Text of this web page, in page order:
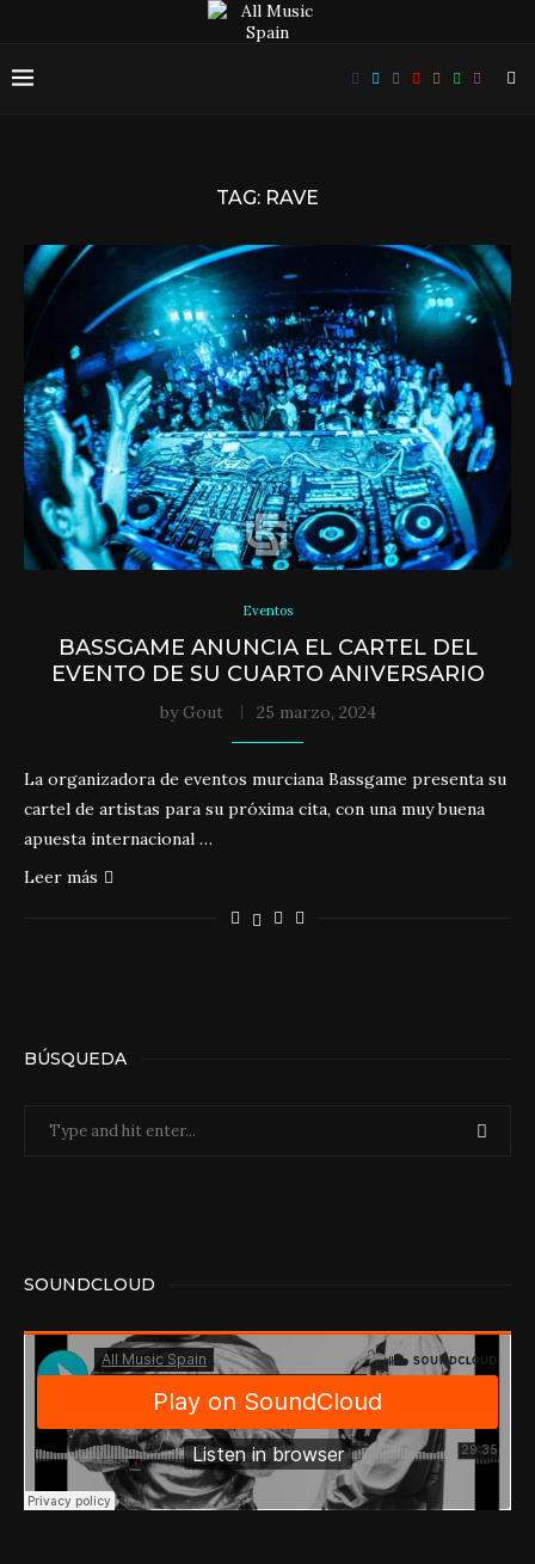
TAG: RAVE
Eventos
BASSGAME ANUNCIA EL CARTEL DEL
EVENTO DE SU CUARTO ANIVERSARIO
by Gout 25 marzo, 2024
La organizadora de eventos murciana Bassgame presenta su
cartel de artistas para su próxima cita, con una muy buena
apuesta internacional …
Leer más
BÚSQUEDA
SOUNDCLOUD